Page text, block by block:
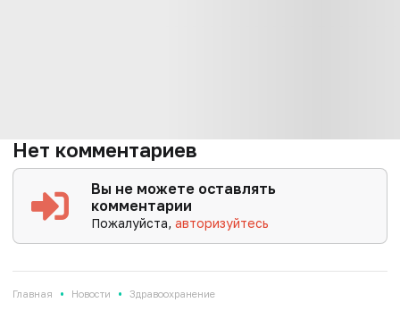
Нет комментариев
Вы не можете оставлять
комментарии
Пожалуйста,авторизуйтесь
Главная • Новости • Здравоохранение